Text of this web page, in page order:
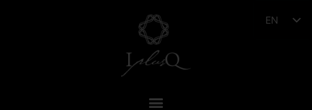
EN